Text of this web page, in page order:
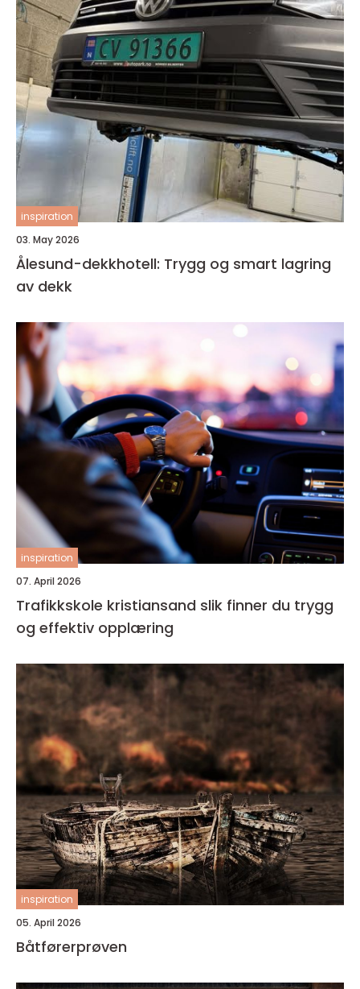
inspiration
03. May 2026
Ålesund-dekkhotell: Trygg og smart lagring
av dekk
inspiration
07. April 2026
Trafikkskole kristiansand slik finner du trygg
og effektiv opplæring
inspiration
05. April 2026
Båtførerprøven